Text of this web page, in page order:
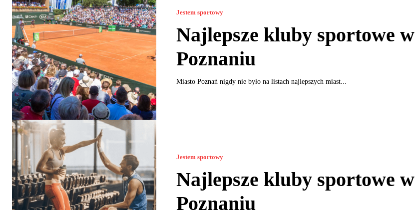
Jestem sportowy
Najlepsze kluby sportowe w
Poznaniu
Miasto Poznań nigdy nie było na listach najlepszych miast...
Jestem sportowy
Najlepsze kluby sportowe w
Poznaniu